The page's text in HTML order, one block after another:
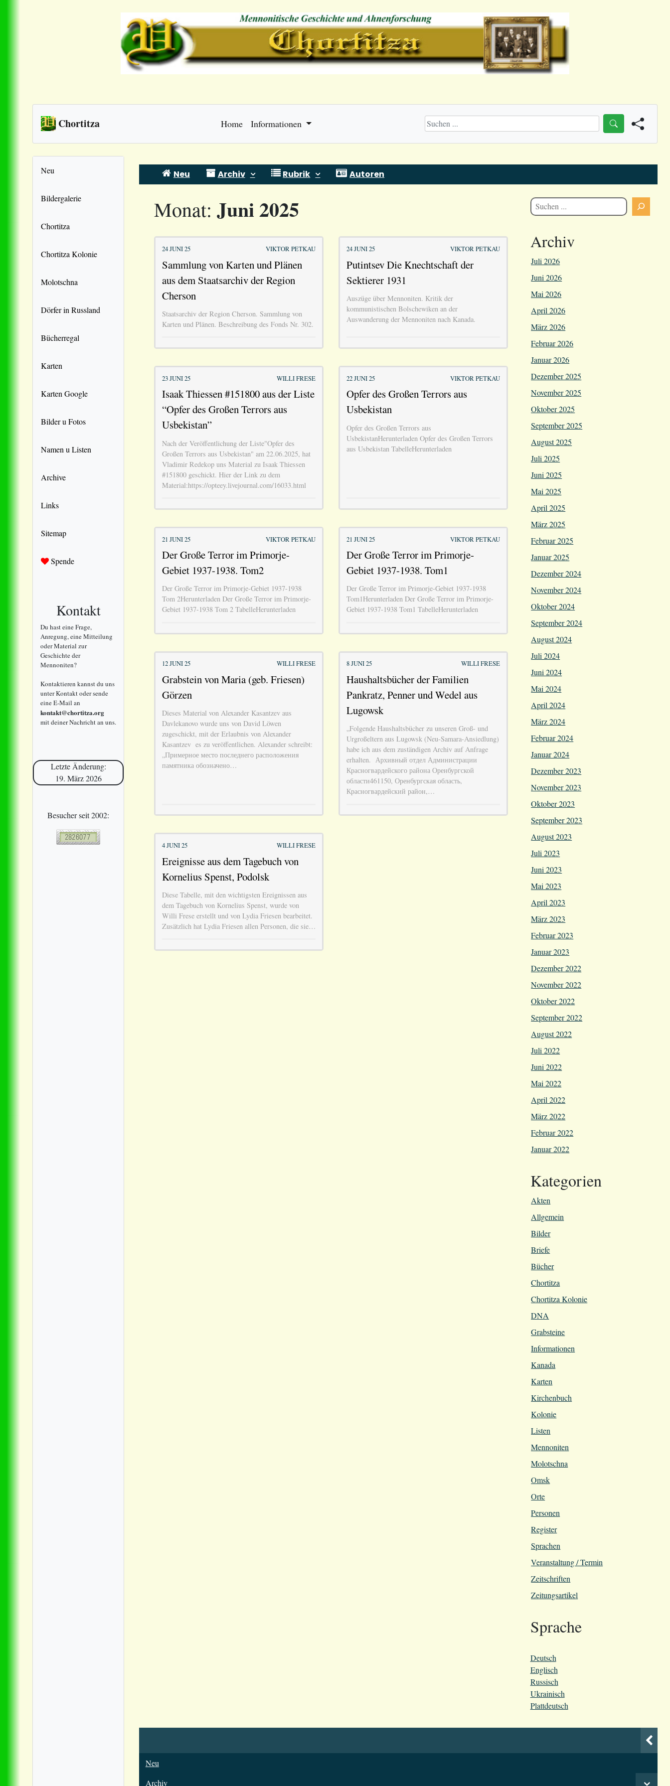
Chortitza Home Informationen
Neu
Bildergalerie
Chortitza
Chortitza Kolonie
Molotschna
Dörfer in Russland
Bücherregal
Karten
Karten Google
Bilder u Fotos
Namen u Listen
Archive
Links
Sitemap
Spende
Kontakt
Du hast eine Frage,
Anregung, eine Mitteilung
oder Material zur
Geschichte der
Mennoniten?
Kontaktieren kannst du uns
unter Kontakt oder sende
eine E-Mail an
kontakt@chortitza.org
mit deiner Nachricht an uns.
Letzte Änderung:
19. März 2026
Besucher seit 2002:
Skip
content
Neu Archiv Rubrik Autoren
Monat: Juni 2025
24 JUNI 25 VIKTOR PETKAU
Sammlung von Karten und Plänen
aus dem Staatsarchiv der Region
Cherson
Staatsarchiv der Region Cherson. Sammlung von
Karten und Plänen. Beschreibung des Fonds Nr. 302.
24 JUNI 25 VIKTOR PETKAU
Putintsev Die Knechtschaft der
Sektierer 1931
Auszüge über Mennoniten. Kritik der
kommunistischen Bolschewiken an der
Auswanderung der Mennoniten nach Kanada.
23 JUNI 25 WILLI FRESE
Isaak Thiessen #151800 aus der Liste
“Opfer des Großen Terrors aus
Usbekistan”
Nach der Veröffentlichung der Liste"Opfer des
Großen Terrors aus Usbekistan" am 22.06.2025, hat
Vladimir Redekop uns Material zu Isaak Thiessen
#151800 geschickt. Hier der Link zu dem
Material:https://opteey.livejournal.com/16033.html
22 JUNI 25 VIKTOR PETKAU
Opfer des Großen Terrors aus
Usbekistan
Opfer des Großen Terrors aus
UsbekistanHerunterladen Opfer des Großen Terrors
aus Usbekistan TabelleHerunterladen
21 JUNI 25 VIKTOR PETKAU
Der Große Terror im Primorje-
Gebiet 1937-1938. Tom2
Der Große Terror im Primorje-Gebiet 1937-1938
Tom 2Herunterladen Der Große Terror im Primorje-
Gebiet 1937-1938 Tom 2 TabelleHerunterladen
21 JUNI 25 VIKTOR PETKAU
Der Große Terror im Primorje-
Gebiet 1937-1938. Tom1
Der Große Terror im Primorje-Gebiet 1937-1938
Tom1Herunterladen Der Große Terror im Primorje-
Gebiet 1937-1938 Tom1 TabelleHerunterladen
12 JUNI 25 WILLI FRESE
Grabstein von Maria (geb. Friesen)
Görzen
Dieses Material von Alexander Kasantzev aus
Davlekanovo wurde uns von David Löwen
zugeschickt, mit der Erlaubnis von Alexander
Kasantzev es zu veröffentlichen. Alexander schreibt:
„Примерное место последнего расположения
памятника обозначено…
8 JUNI 25 WILLI FRESE
Haushaltsbücher der Familien
Pankratz, Penner und Wedel aus
Lugowsk
„Folgende Haushaltsbücher zu unseren Groß- und
Urgroßeltern aus Lugowsk (Neu-Samara-Ansiedlung)
habe ich aus dem zuständigen Archiv auf Anfrage
erhalten. Архивный отдел Администрации
Красногвардейского района Оренбургской
области461150, Оренбургская область,
Красногвардейский район,…
4 JUNI 25 WILLI FRESE
Ereignisse aus dem Tagebuch von
Kornelius Spenst, Podolsk
Diese Tabelle, mit den wichtigsten Ereignissen aus
dem Tagebuch von Kornelius Spenst, wurde von
Willi Frese erstellt und von Lydia Friesen bearbeitet.
Zusätzlich hat Lydia Friesen allen Personen, die sie…
Archiv
Juli 2026
Juni 2026
Mai 2026
April 2026
März 2026
Februar 2026
Januar 2026
Dezember 2025
November 2025
Oktober 2025
September 2025
August 2025
Juli 2025
Juni 2025
Mai 2025
April 2025
März 2025
Februar 2025
Januar 2025
Dezember 2024
November 2024
Oktober 2024
September 2024
August 2024
Juli 2024
Juni 2024
Mai 2024
April 2024
März 2024
Februar 2024
Januar 2024
Dezember 2023
November 2023
Oktober 2023
September 2023
August 2023
Juli 2023
Juni 2023
Mai 2023
April 2023
März 2023
Februar 2023
Januar 2023
Dezember 2022
November 2022
Oktober 2022
September 2022
August 2022
Juli 2022
Juni 2022
Mai 2022
April 2022
März 2022
Februar 2022
Januar 2022
Kategorien
Akten
Allgemein
Bilder
Briefe
Bücher
Chortitza
Chortitza Kolonie
DNA
Grabsteine
Informationen
Kanada
Karten
Kirchenbuch
Kolonie
Listen
Mennoniten
Molotschna
Omsk
Orte
Personen
Register
Sprachen
Veranstaltung / Termin
Zeitschriften
Zeitungsartikel
Sprache
Deutsch
Englisch
Russisch
Ukrainisch
Plattdeutsch
Neu
Archiv